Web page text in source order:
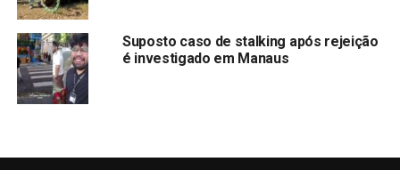
Suposto caso de stalking após rejeição
é investigado em Manaus